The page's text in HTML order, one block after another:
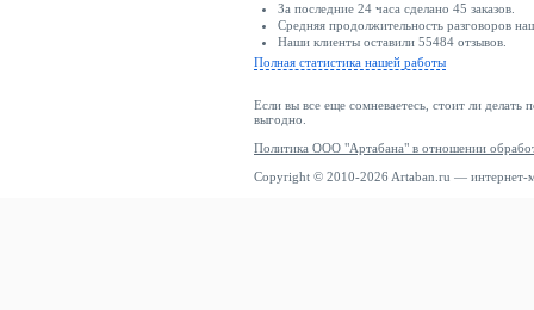
За последние 24 часа сделано 45 заказов.
Средняя продолжительность разговоров
Наши клиенты оставили 55484 отзывов.
Полная статистика нашей работы
Если вы все еще сомневаетесь, стоит ли делать
выгодно.
Политика ООО "Артабана" в отношении
Copyright © 2010-2026 Artaban.ru — интернет-